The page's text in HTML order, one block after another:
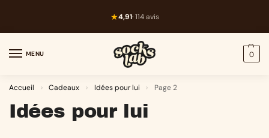
★4,91· 114 avis
MENU 0
Accueil > Cadeaux > Idées pour lui > Page 2
Idées pour lui